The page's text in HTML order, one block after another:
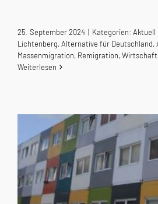
25. September 2024 | Kategorien: Aktuell
Lichtenberg,Alternative für Deutschland,
Massenmigration, Remigration,
Weiterlesen